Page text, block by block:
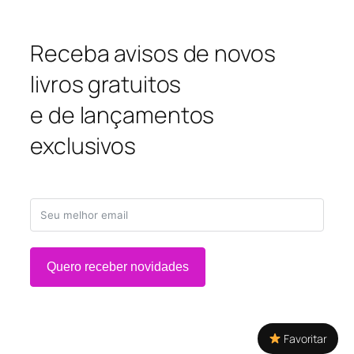
Receba avisos de novos
livros gratuitos
e de lançamentos
exclusivos
Quero receber novidades
Favoritar